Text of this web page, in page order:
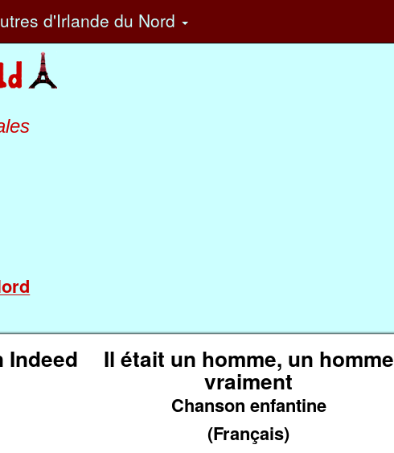
d'Irlande du Nord
Indeed Il était un homme, un homme
vraiment
Chanson enfantine
(Français)